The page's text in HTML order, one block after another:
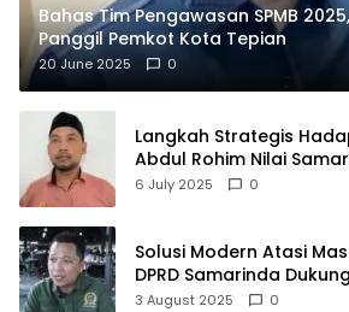
Bahas Tim Pengawasan SPMB
Panggil Pemkot Kota Tepian
20 June 2025 0
Langkah Strategis
Abdul Rohim Nilai
Pusat Logistik Bencana
6 July 2025 0
Solusi Modern Atasi
DPRD Samarinda
PLTSA
3 August 2025 0